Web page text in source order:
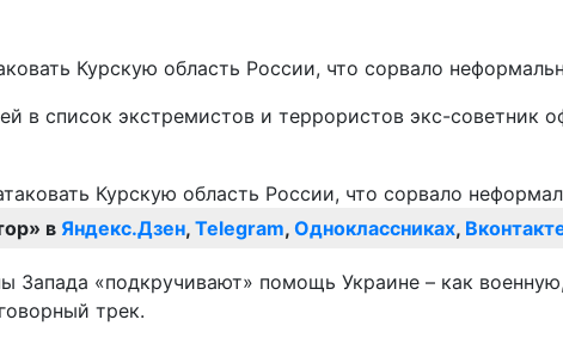
Курскую область России, что сорвало
в список экстремистов и террористов экс-советник
в Яндекс.Дзен, Telegram, Одноклассниках,
«подкручивают» помощь Украине – как
трек.